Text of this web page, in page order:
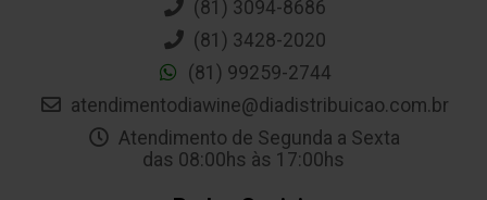
(81) 3094-8686
(81) 3428-2020
(81) 99259-2744
atendimentodiawine@diadistribuicao.com.br
Atendimento de Segunda a Sexta
das 08:00hs às 17:00hs